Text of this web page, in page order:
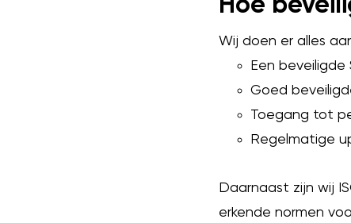
Hoe
Wij doen er alles
Een
Goed
Toegang tot
Regelmatige
Daarnaast zijn wij
erkende normen